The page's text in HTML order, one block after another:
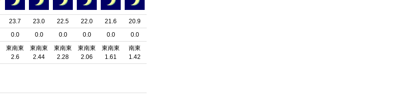
23.7
0.0
東南東
2.6
23.0
0.0
東南東
2.44
22.5
0.0
東南東
2.28
22.0
0.0
東南東
2.06
21.6
0.0
東南東
1.61
20.9
0.0
南東
1.42